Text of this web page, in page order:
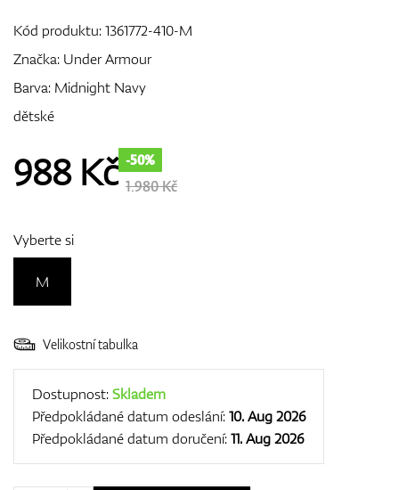
GPS/Dálkoměry
Kód produktu:1361772-410-M
Značka: Under Armour
Barva: Midnight Navy
dětské
988Kč -50%
1.980 Kč
Vyberte si
M
Velikostní tabulka
Dostupnost:Skladem
Předpokládané datum odeslání:10. Aug 2026
Předpokládané datum doručení:11. Aug 2026